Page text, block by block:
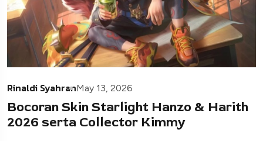
Rinaldi SyahranMay 13, 2026
Bocoran Skin Starlight Hanzo & Harith
2026 serta Collector Kimmy